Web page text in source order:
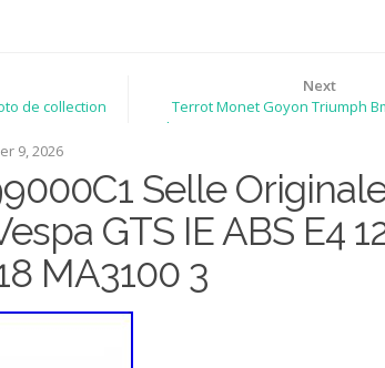
de collection
Next
Terrot Monet Goyon Triumph
Enthusiasts Are Bringing Vintage
9, 2026
Selle
GTS IE ABS E4
MA3100 3